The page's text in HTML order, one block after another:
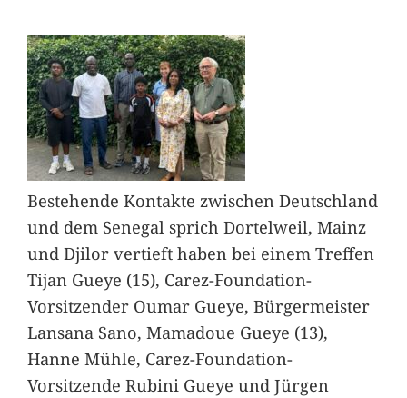
Bestehende Kontakte zwischen Deutschland
und dem Senegal sprich Dortelweil, Mainz
und Djilor vertieft haben bei einem Treffen
Tijan Gueye (15), Carez-Foundation-
Vorsitzender Oumar Gueye, Bürgermeister
Lansana Sano, Mamadoue Gueye (13),
Hanne Mühle, Carez-Foundation-
Vorsitzende Rubini Gueye und Jürgen